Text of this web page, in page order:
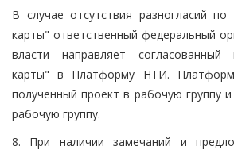
В случае отсутствия разногласий
карты" ответственный федеральный
власти направляет
карты" в Платформу НТИ.
полученный проект в рабочую группу
рабочую группу.
8. При наличии замечаний и